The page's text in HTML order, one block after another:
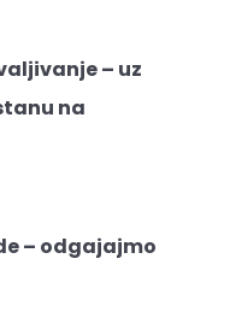
– uz
na
– odgajajmo